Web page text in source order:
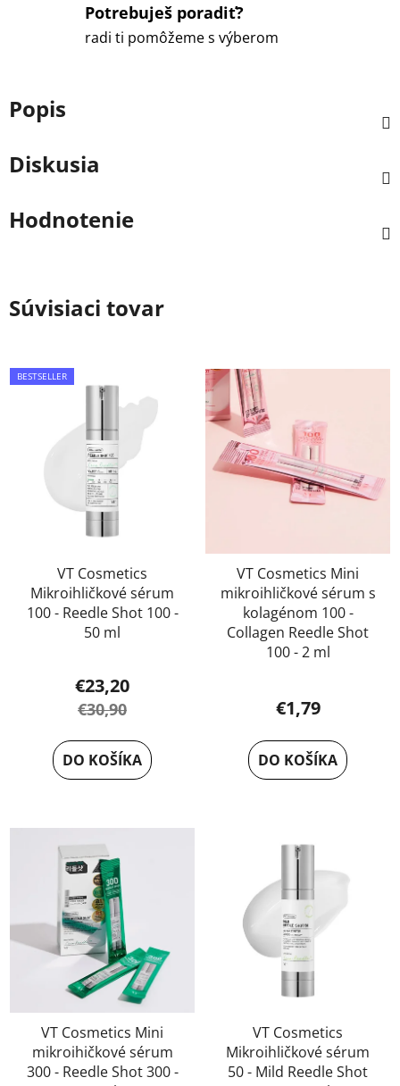
Potrebuješ poradiť?
radi ti pomôžeme s výberom
Popis
Diskusia
Hodnotenie
Súvisiaci tovar
BESTSELLER
VT Cosmetics
Mikroihličkové sérum
100 - Reedle Shot 100 -
50 ml
hodnotenie
produktu
je
5,0
€23,20
€30,90
DO KOŠÍKA
VT Cosmetics Mini
mikroihličkové sérum s
kolagénom 100 -
Collagen Reedle Shot
100 - 2 ml
€1,79
DO KOŠÍKA
VT Cosmetics Mini
mikroihičkové sérum
300 - Reedle Shot 300 -
VT Cosmetics
Mikroihličkové sérum
50 - Mild Reedle Shot